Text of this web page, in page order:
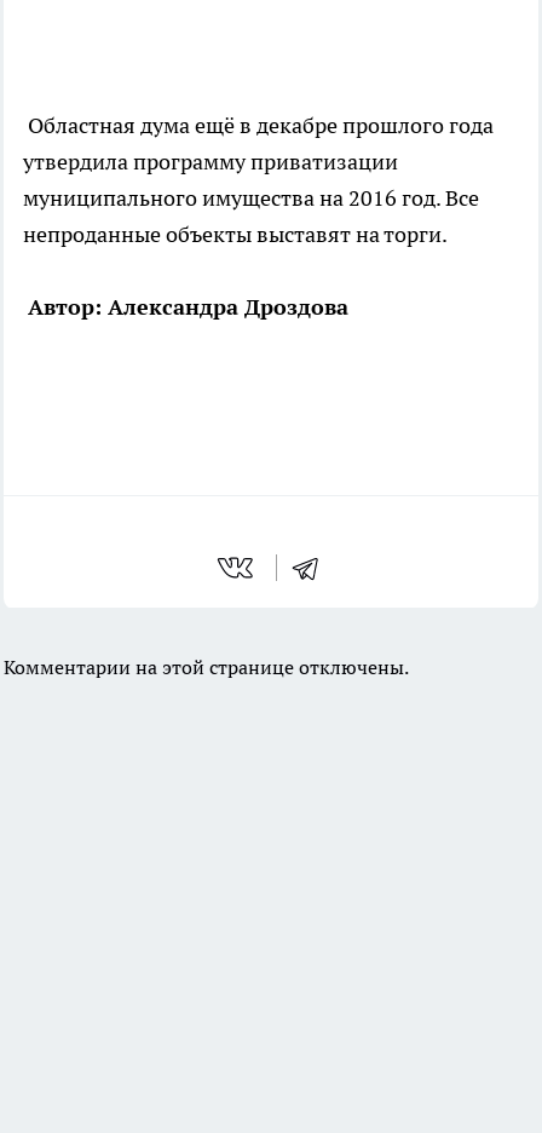
Областная дума ещё в декабре прошлого года
утвердила программу приватизации
муниципального имущества на 2016 год. Все
непроданные объекты выставят на торги.
Автор: Александра Дроздова
Комментарии на этой странице отключены.